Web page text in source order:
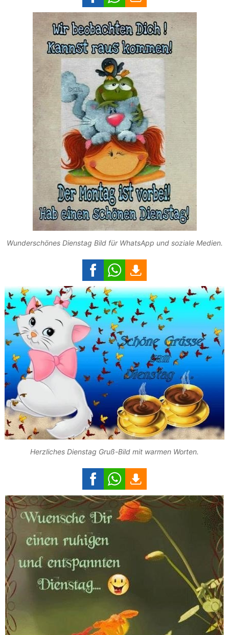
Wunderschönes Dienstag Bild für WhatsApp und soziale Medien.
Herzliches Dienstag Gruß-Bild mit warmen Worten.